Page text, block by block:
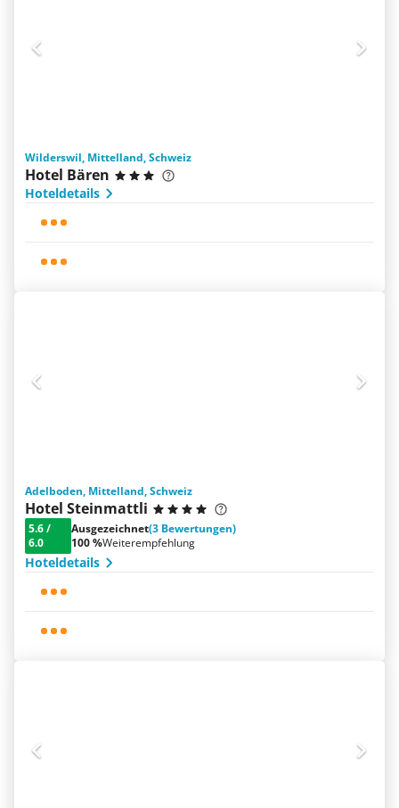
Wilderswil, Mittelland, Schweiz
Hotel Bären
Hoteldetails
Adelboden, Mittelland, Schweiz
Hotel Steinmattli
5.6/
6.0
Ausgezeichnet(3 Bewertungen)
100 %Weiterempfehlung
Hoteldetails